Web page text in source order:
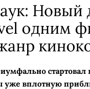
Новый
одним
уже вплотную